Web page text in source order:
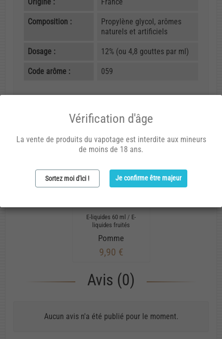
Composition :
Propylène glycol, arômes
naturels et artificiels
Dosage : 12% (ou 4,8 gouttes par ml)
Code arôme : 059
Vous aimerez aussi
E-liquides 60 ml / E-
liquides fruités
Pomme
9,90 €
Avis (0)
Aucun avis n'a été publié pour le moment.
Vérification d'âge
La vente de produits du vapotage est interdite aux mineurs
de moins de 18 ans.
Sortez moi d'ici ! Je confirme être majeur